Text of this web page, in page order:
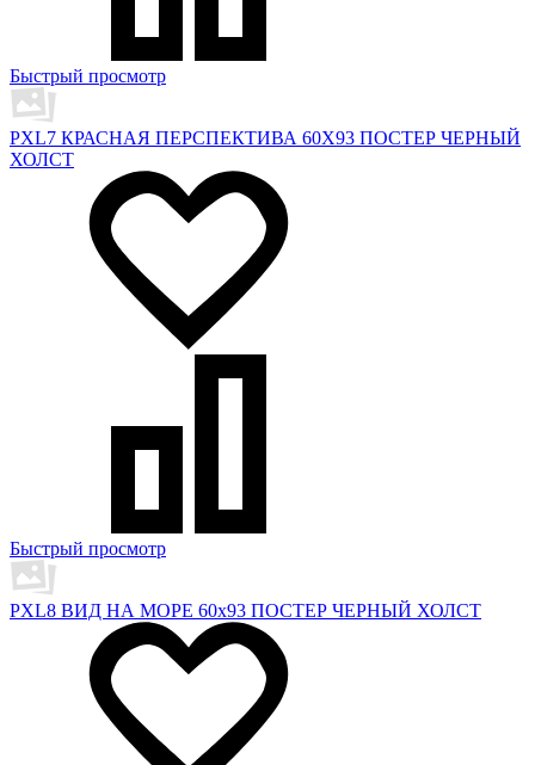
Быстрый просмотр
PXL7 КРАСНАЯ ПЕРСПЕКТИВА 60X93 ПОСТЕР ЧЕРНЫЙ
ХОЛСТ
Быстрый просмотр
PXL8 ВИД НА МОРЕ 60х93 ПОСТЕР ЧЕРНЫЙ ХОЛСТ